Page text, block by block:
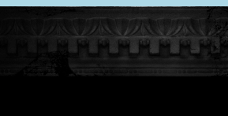
Ugrás a tartalomra
FEJLEC SZOVEG